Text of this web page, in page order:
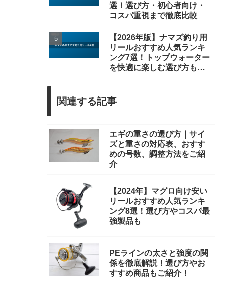
選！選び方・初心者向け・
コスパ重視まで徹底比較
【2026年版】ナマズ釣り用
リールおすすめ人気ランキ
ング7選！トップウォーター
を快適に楽しむ選び方も解
関連する記事
エギの重さの選び方｜サイ
ズと重さの対応表、おすす
めの号数、調整方法をご紹
介
【2024年】マグロ向け安い
リールおすすめ人気ランキ
ング8選！選び方やコスパ最
強製品も
PEラインの太さと強度の関
係を徹底解説！選び方やお
すすめ商品もご紹介！